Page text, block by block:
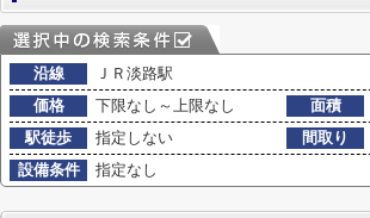
沿線
ＪＲ淡路駅
価格
下限なし～上限なし 面積
駅徒歩
指定しない 間取り
設備条件
指定なし